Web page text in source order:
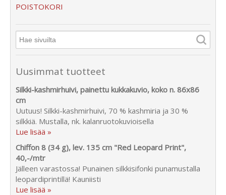
POISTOKORI
Uusimmat tuotteet
Silkki-kashmirhuivi, painettu kukkakuvio, koko n. 86x86
cm
Uutuus! Silkki-kashmirhuivi, 70 % kashmiria ja 30 %
silkkiä. Mustalla, nk. kalanruotokuvioisella
Lue lisää »
Chiffon 8 (34 g), lev. 135 cm "Red Leopard Print",
40,-/mtr
Jälleen varastossa! Punainen silkkisifonki punamustalla
leopardiprintillä! Kauniisti
Lue lisää »